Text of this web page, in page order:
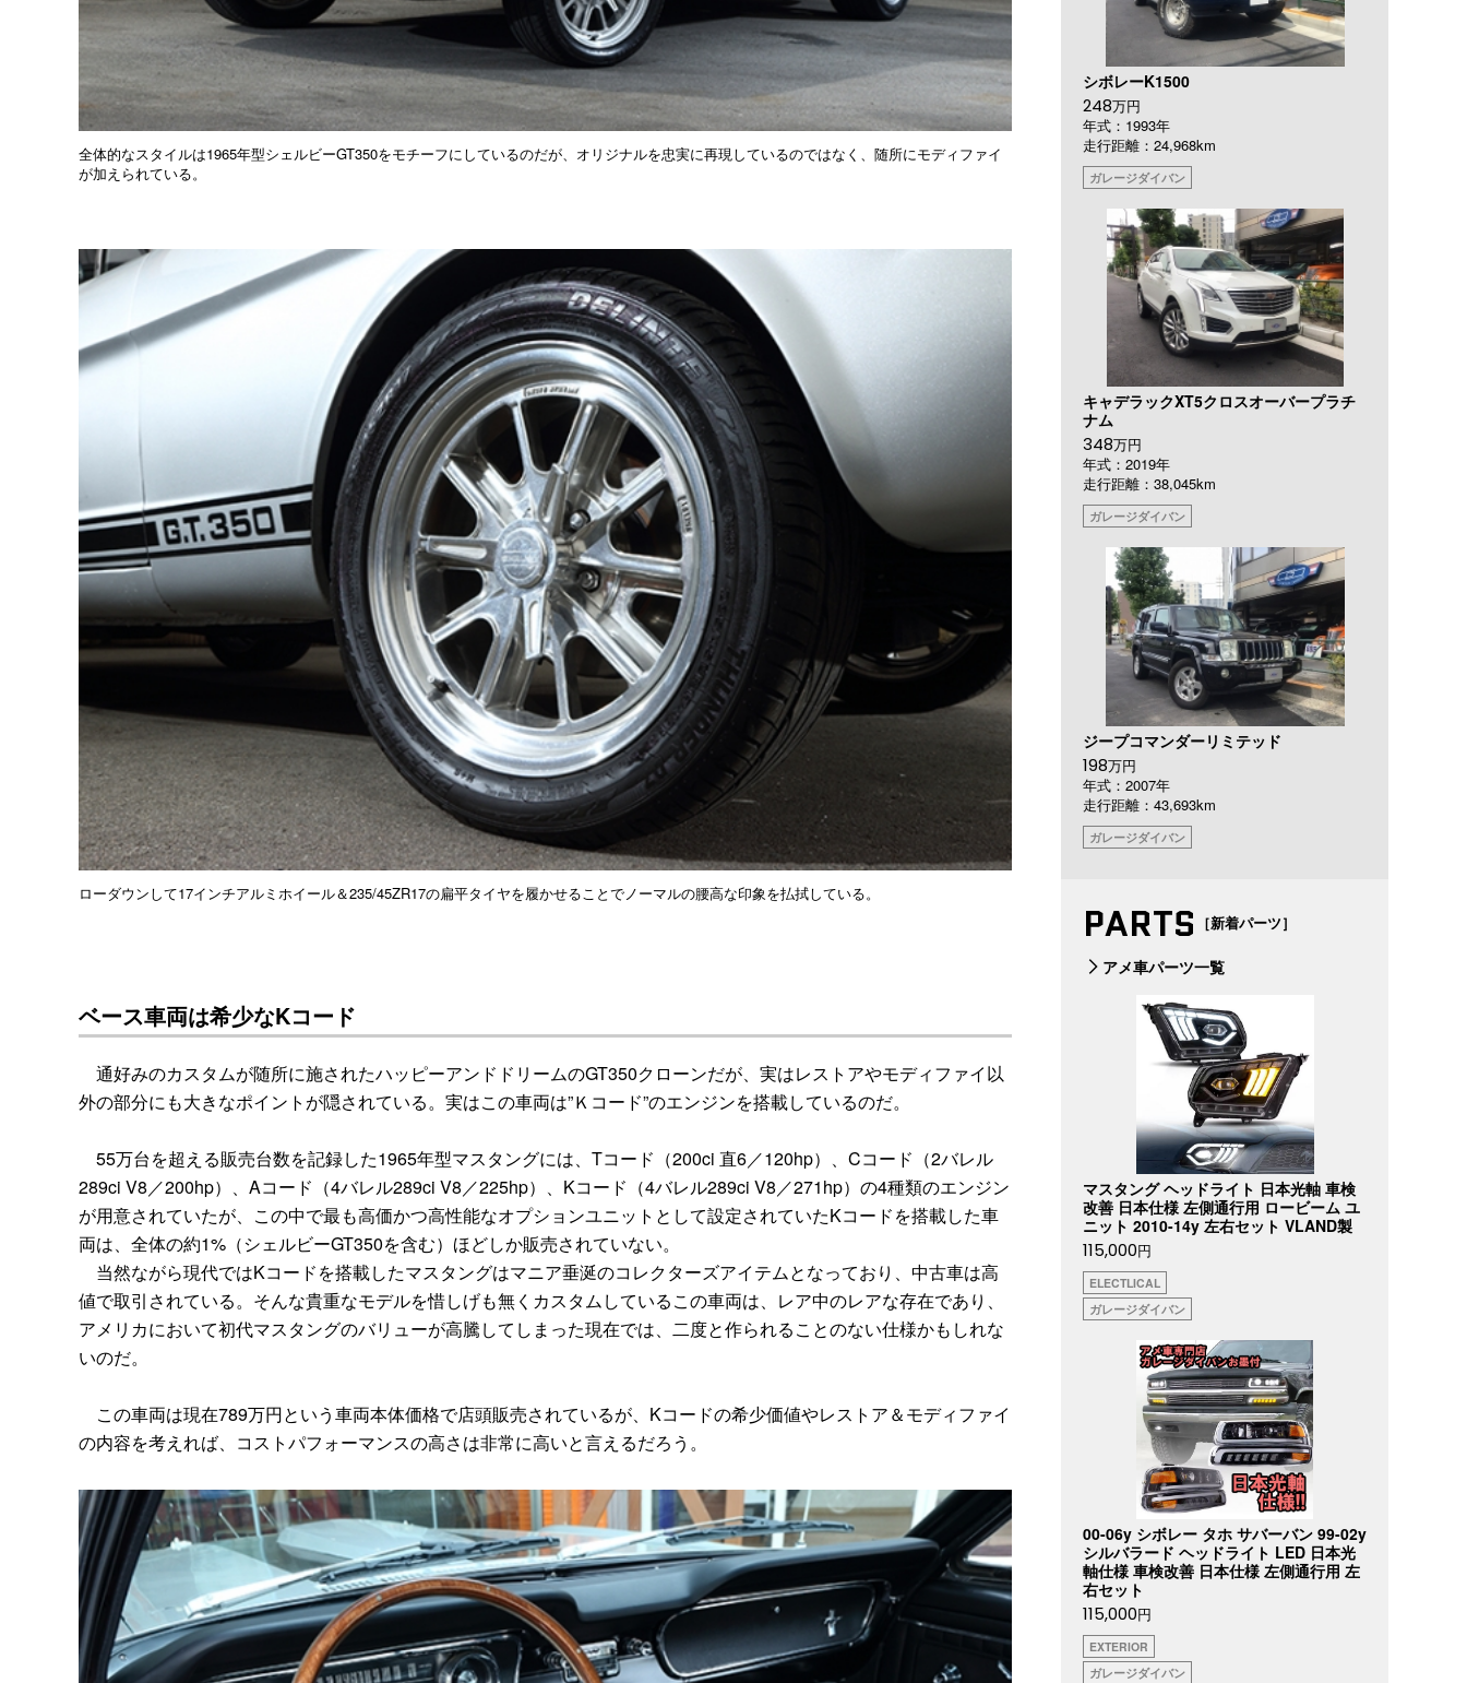
全体的なスタイルは1965年型シェルビーGT350をモチーフにしているのだが、オリジナルを忠実に再現しているのではなく、随所にモディファイ
が加えられている。
ローダウンして17インチアルミホイール＆235/45ZR17の扁平タイヤを履かせることでノーマルの腰高な印象を払拭している。
ベース車両は希少なKコード
通好みのカスタムが随所に施されたハッピーアンドドリームのGT350クローンだが、実はレストアやモディファイ以
外の部分にも大きなポイントが隠されている。実はこの車両は”Ｋコード”のエンジンを搭載しているのだ。
55万台を超える販売台数を記録した1965年型マスタングには、Tコード（200ci 直6／120hp）、Cコード（2バレル
289ci V8／200hp）、Aコード（4バレル289ci V8／225hp）、Kコード（4バレル289ci V8／271hp）の4種類のエンジン
が用意されていたが、この中で最も高価かつ高性能なオプションユニットとして設定されていたKコードを搭載した車
両は、全体の約1%（シェルビーGT350を含む）ほどしか販売されていない。
当然ながら現代ではKコードを搭載したマスタングはマニア垂涎のコレクターズアイテムとなっており、中古車は高
値で取引されている。そんな貴重なモデルを惜しげも無くカスタムしているこの車両は、レア中のレアな存在であり、
アメリカにおいて初代マスタングのバリューが高騰してしまった現在では、二度と作られることのない仕様かもしれな
いのだ。
この車両は現在789万円という車両本体価格で店頭販売されているが、Kコードの希少価値やレストア＆モディファイ
の内容を考えれば、コストパフォーマンスの高さは非常に高いと言えるだろう。
シボレーK1500
248万円
年式：1993年
走行距離：24,968km
ガレージダイバン
キャデラックXT5クロスオーバープラチ
ナム
348万円
年式：2019年
走行距離：38,045km
ガレージダイバン
ジープコマンダーリミテッド
198万円
年式：2007年
走行距離：43,693km
ガレージダイバン
PARTS ［新着パーツ］
アメ車パーツ一覧
マスタング ヘッドライト 日本光軸 車検
改善 日本仕様 左側通行用 ロービーム ユ
ニット 2010-14y 左右セット VLAND製
115,000円
ELECTLICAL
ガレージダイバン
00-06y シボレー タホ サバーバン 99-02y
シルバラード ヘッドライト LED 日本光
軸仕様 車検改善 日本仕様 左側通行用 左
右セット
115,000円
EXTERIOR
ガレージダイバン